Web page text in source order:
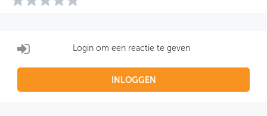
Login om een reactie te geven
INLOGGEN